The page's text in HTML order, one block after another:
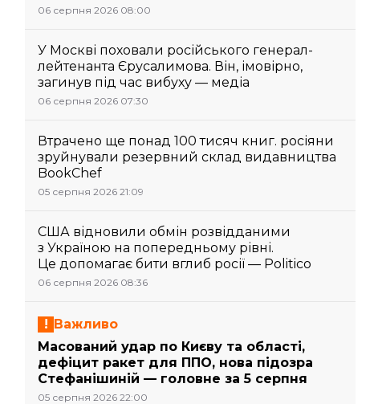
06 серпня 2026 08:00
У Москві поховали російського генерал-
лейтенанта Єрусалимова. Він, імовірно,
загинув під час вибуху — медіа
06 серпня 2026 07:30
Втрачено ще понад 100 тисяч книг. росіяни
зруйнували резервний склад видавництва
BookChef
05 серпня 2026 21:09
США відновили обмін розвідданими
з Україною на попередньому рівні.
Це допомагає бити вглиб росії — Politico
06 серпня 2026 08:36
Важливо
Масований удар по Києву та області,
дефіцит ракет для ППО, нова підозра
Стефанішиній — головне за 5 серпня
05 серпня 2026 22:00